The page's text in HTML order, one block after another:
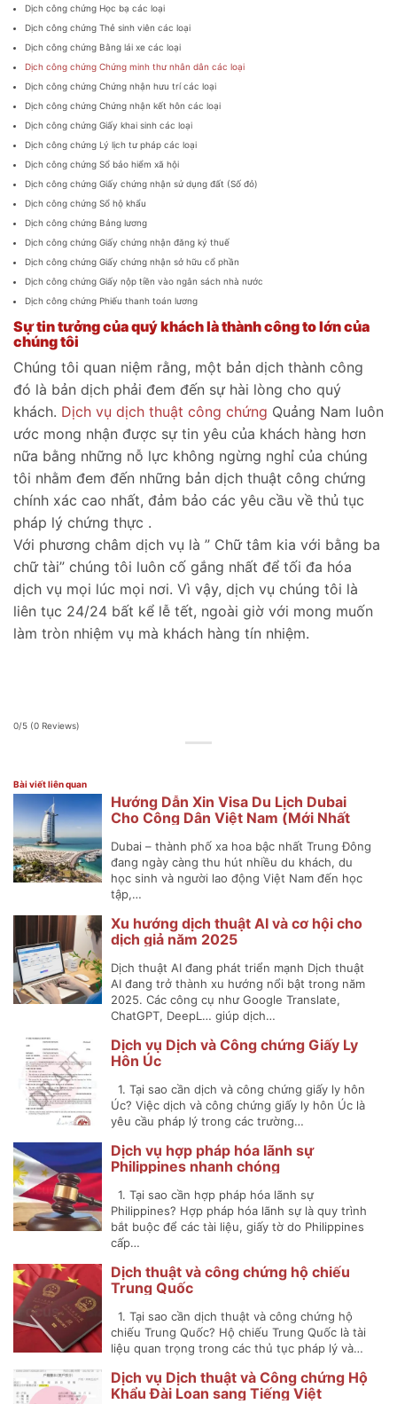
Dịch công chứng Học bạ các loại
Dịch công chứng Thẻ sinh viên các loại
Dịch công chứng Bằng lái xe các loại
Dịch công chứng Chứng minh thư nhân dân các loại
Dịch công chứng Chứng nhận hưu trí các loại
Dịch công chứng Chứng nhận kết hôn các loại
Dịch công chứng Giấy khai sinh các loại
Dịch công chứng Lý lịch tư pháp các loại
Dịch công chứng Sổ bảo hiểm xã hội
Dịch công chứng Giấy chứng nhận sử dụng đất (Số đỏ)
Dịch công chứng Sổ hộ khẩu
Dịch công chứng Bảng lương
Dịch công chứng Giấy chứng nhận đăng ký thuế
Dịch công chứng Giấy chứng nhận sở hữu cổ phần
Dịch công chứng Giấy nộp tiền vào ngân sách nhà nước
Dịch công chứng Phiếu thanh toán lương
Sự tin tưởng của quý khách là thành công to lớn của
chúng tôi
Chúng tôi quan niệm rằng, một bản dịch thành công
đó là bản dịch phải đem đến sự hài lòng cho quý
khách. Dịch vụ dịch thuật công chứng Quảng Nam luôn
ước mong nhận được sự tin yêu của khách hàng hơn
nữa bằng những nỗ lực không ngừng nghỉ của chúng
tôi nhằm đem đến những bản dịch thuật công chứng
chính xác cao nhất, đảm bảo các yêu cầu về thủ tục
pháp lý chứng thực .
Với phương châm dịch vụ là ” Chữ tâm kia với bằng ba
chữ tài” chúng tôi luôn cố gắng nhất để tối đa hóa
dịch vụ mọi lúc mọi nơi. Vì vậy, dịch vụ chúng tôi là
liên tục 24/24 bất kể lễ tết, ngoài giờ với mong muốn
làm tròn nhiệm vụ mà khách hàng tín nhiệm.
0/5 (0 Reviews)
Bài viết liên quan
Hướng Dẫn Xin Visa Du Lịch Dubai
Cho Công Dân Việt Nam (Mới Nhất
Dubai – thành phố xa hoa bậc nhất Trung Đông
đang ngày càng thu hút nhiều du khách, du
học sinh và người lao động Việt Nam đến học
tập,…
Xu hướng dịch thuật AI và cơ hội cho
dịch giả năm 2025
Dịch thuật AI đang phát triển mạnh Dịch thuật
AI đang trở thành xu hướng nổi bật trong năm
2025. Các công cụ như Google Translate,
ChatGPT, DeepL… giúp dịch…
Dịch vụ Dịch và Công chứng Giấy Ly
Hôn Úc
1. Tại sao cần dịch và công chứng giấy ly hôn
Úc? Việc dịch và công chứng giấy ly hôn Úc là
yêu cầu pháp lý trong các trường…
Dịch vụ hợp pháp hóa lãnh sự
Philippines nhanh chóng
1. Tại sao cần hợp pháp hóa lãnh sự
Philippines? Hợp pháp hóa lãnh sự là quy trình
bắt buộc để các tài liệu, giấy tờ do Philippines
cấp…
Dịch thuật và công chứng hộ chiếu
Trung Quốc
1. Tại sao cần dịch thuật và công chứng hộ
chiếu Trung Quốc? Hộ chiếu Trung Quốc là tài
liệu quan trọng trong các thủ tục pháp lý và…
Dịch vụ Dịch thuật và Công chứng Hộ
Khẩu Đài Loan sang Tiếng Việt